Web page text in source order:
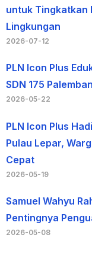
untuk Tingkatkan
Lingkungan
2026-07-12
PLN Icon Plus
SDN 175
2026-05-22
PLN Icon Plus
Pulau Lepar,
Cepat
2026-05-19
Samuel Wahyu
Pentingnya
2026-05-08